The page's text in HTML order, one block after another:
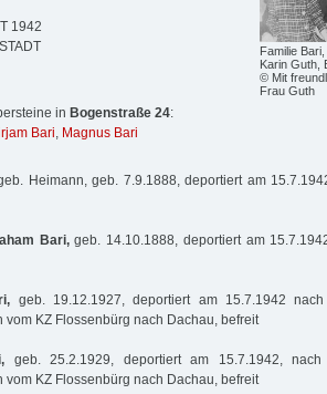
Familie
Karin Guth,
© Mit
Frau Guth
1942
in Bogenstraße 24:
Bari, Magnus Bari
Heimann, geb. 7.9.1888, deportiert am
Bari,geb. 14.10.1888, deportiert am
geb. 19.12.1927, deportiert am 15.7.1942
vom KZ Flossenbürg nach Dachau, befreit
geb. 25.2.1929, deportiert am 15.7.1942, nach
vom KZ Flossenbürg nach Dachau, befreit